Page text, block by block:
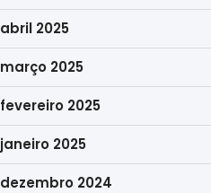
abril 2025
março 2025
fevereiro 2025
janeiro 2025
dezembro 2024